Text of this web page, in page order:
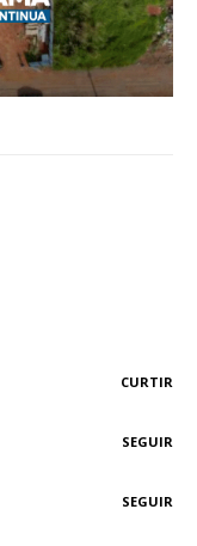
CURTIR
SEGUIR
SEGUIR